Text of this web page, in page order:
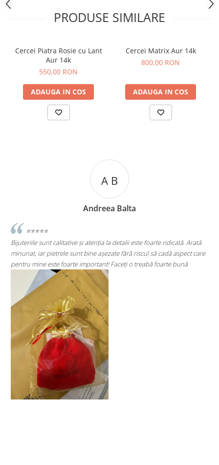
PRODUSE SIMILARE
Cercei Piatra Rosie cu Lant
Aur 14k
550,00 RON
ADAUGA IN COS
Cercei Matrix Aur 14k
800,00 RON
ADAUGA IN COS
Andreea Balta
sunt calitative și atenția la detalii este foarte ridicată. Arată
iar pietrele sunt bine așezate fără riscul să cadă aspect care
mine este foarte important! Faceți o treabă foarte bună
⭐⭐⭐⭐⭐
Super